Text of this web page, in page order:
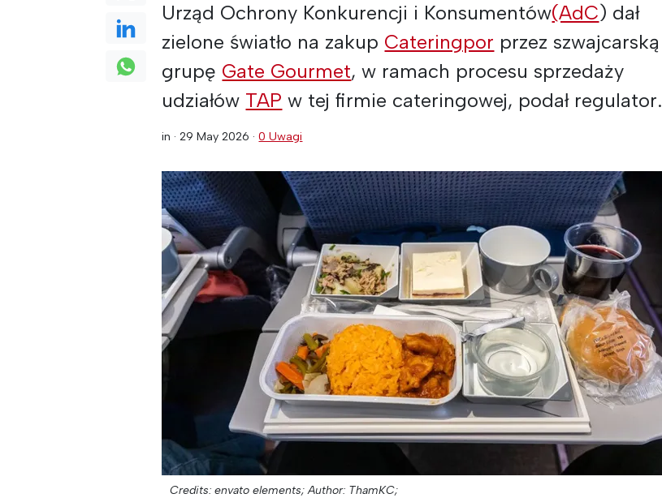
Urząd Ochrony Konkurencji i Konsumentów(AdC) dał
zielone światło na zakup Cateringpor przez szwajcarską
grupę Gate Gourmet, w ramach procesu sprzedaży
udziałów TAP w tej firmie cateringowej, podał regulator.
in ·29 May 2026 ·0 Uwagi
Credits: envato elements; Author: ThamKC;